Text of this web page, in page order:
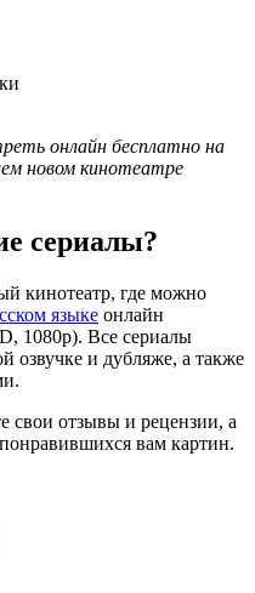
онлайн бесплатно на
новом кинотеатре
сериалы?
кинотеатр, где можно
языке онлайн
1080p). Все сериалы
озвучке и дубляже, а также
свои отзывы и рецензии, а
вам картин.